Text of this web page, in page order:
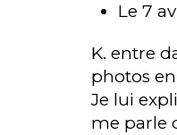
Le 7
K. entre
photos
Je lui
me parle